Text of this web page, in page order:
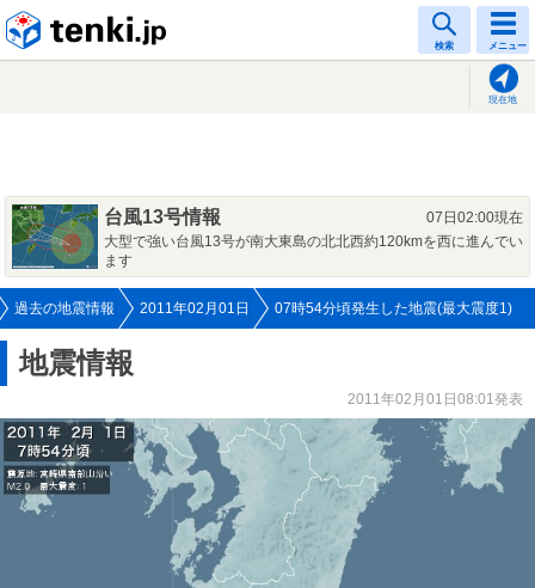
検索 メニュー
現在地
台風13号情報
07日02:00現在
大型で強い台風13号が南大東島の北北西約120kmを西に進んでい
ます
過去の地震情報 2011年02月01日 07時54分頃発生した地震(最大震度1)
地震情報
2011年02月01日08:01発表